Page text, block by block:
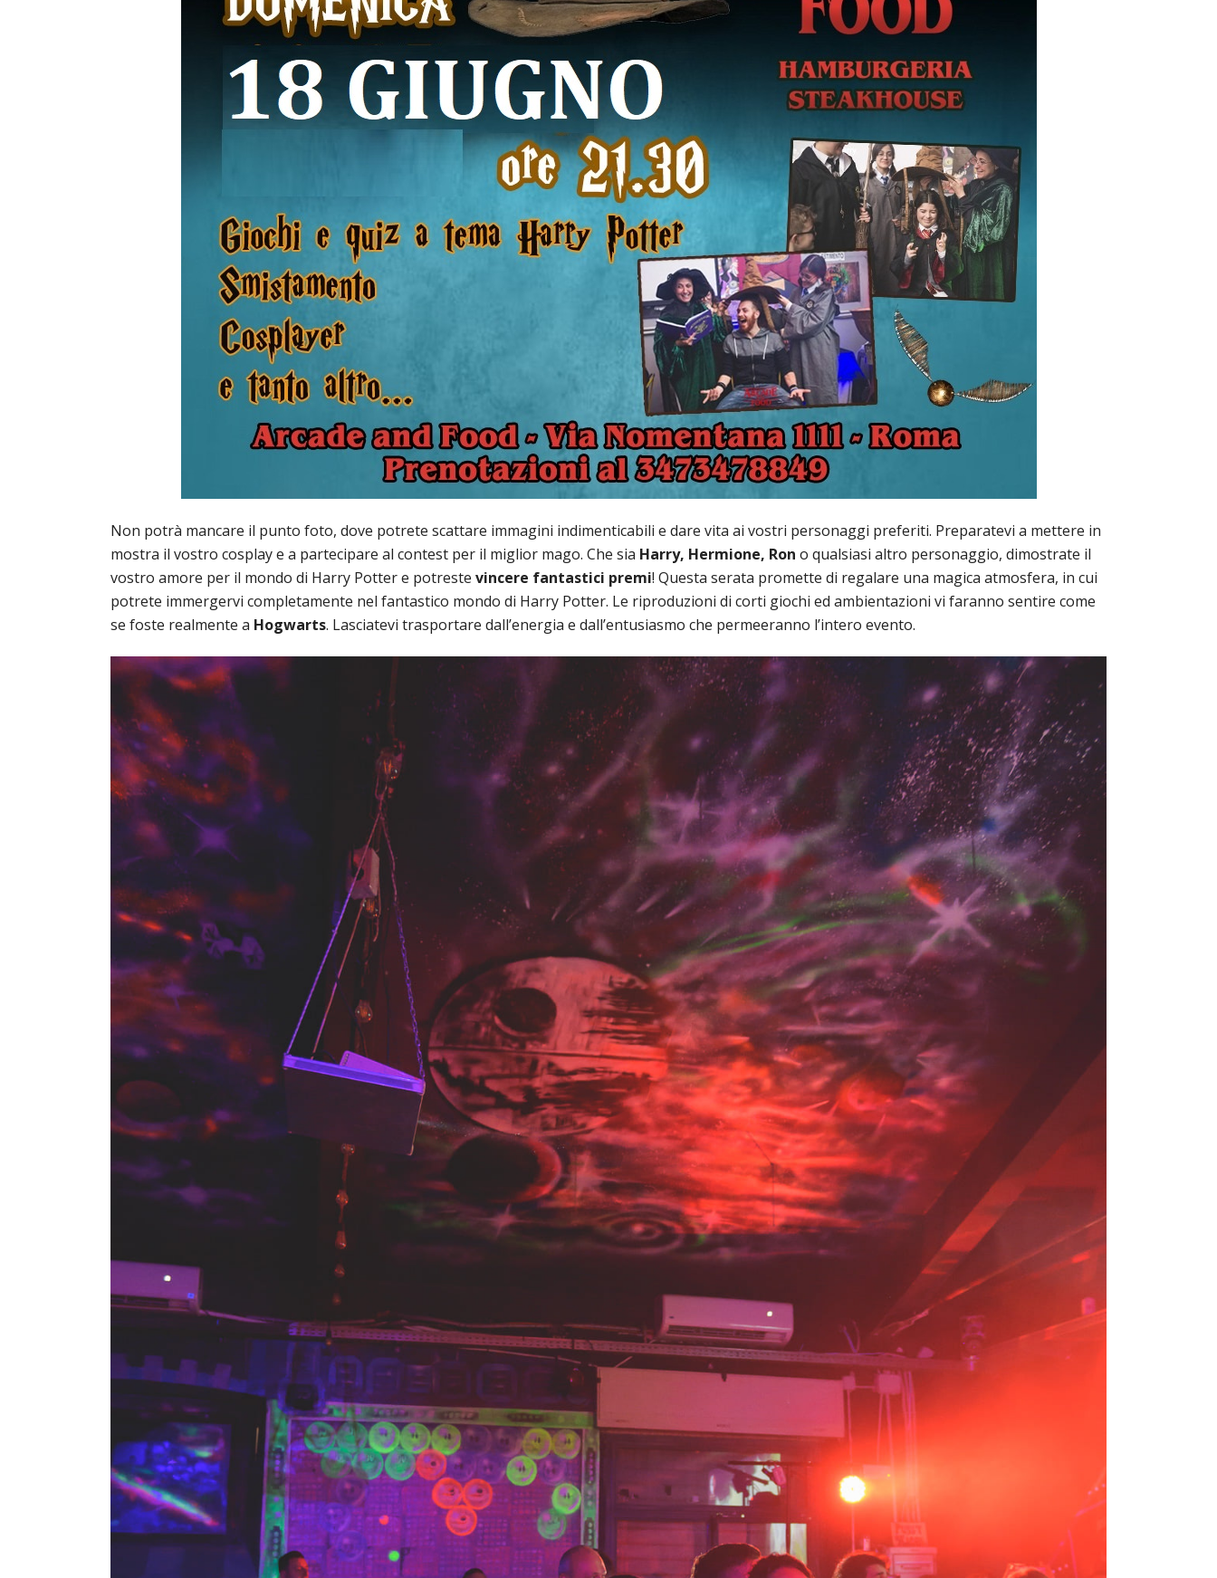
Non potrà mancare il punto foto, dove potrete scattare immagini indimenticabili e dare vita ai vostri personaggi preferiti. Preparatevi a mettere in
mostra il vostro cosplay e a partecipare al contest per il miglior mago. Che sia Harry, Hermione, Ron o qualsiasi altro personaggio, dimostrate il
vostro amore per il mondo di Harry Potter e potreste vincere fantastici premi! Questa serata promette di regalare una magica atmosfera, in cui
potrete immergervi completamente nel fantastico mondo di Harry Potter. Le riproduzioni di corti giochi ed ambientazioni vi faranno sentire come
se foste realmente a Hogwarts. Lasciatevi trasportare dall’energia e dall’entusiasmo che permeeranno l’intero evento.